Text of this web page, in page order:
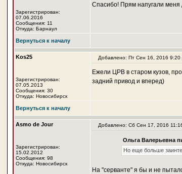
Зарегистрирован:
07.06.2016
Сообщения: 11
Откуда: Барнаул
Спасибо! Прям напугали
Вернуться к началу
Kos25
Зарегистрирован:
07.05.2013
Сообщения: 30
Откуда: Новосибирск
Добавлено: Пт Сен 16, 2016 9:20
Ежели ЦРВ в старом кузов,
задний привод и вперед)
Вернуться к началу
Asmo de Jour
Зарегистрирован:
15.02.2012
Сообщения: 98
Откуда: Новосибирск
Добавлено: Сб Сен 17, 2016
Ольга Валерьевна
Но еще больше
На "серванте" я бы и не